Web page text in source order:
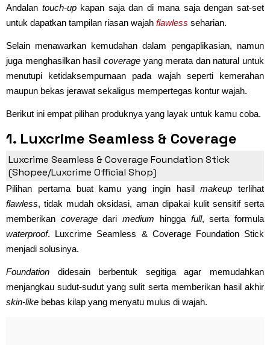
Andalan touch-upkapan saja dan di mana saja dengan sat-set
untuk dapatkan tampilan riasan wajah flawless seharian.
Selain menawarkan kemudahan dalam pengaplikasian, namun
juga menghasilkan hasil coverageyang merata dan natural untuk
menutupi ketidaksempurnaan pada wajah seperti kemerahan
maupun bekas jerawat sekaligus mempertegas kontur wajah.
Berikut ini empat pilihan produknya yang layak untuk kamu coba.
1. Luxcrime Seamless & Coverage
Foundation Stick
Luxcrime Seamless & Coverage Foundation Stick
(Shopee/Luxcrime Official Shop)
Pilihan pertama buat kamu yang ingin hasilmakeup terlihat
flawless, tidak mudah oksidasi, aman dipakai kulit sensitif serta
memberikan coveragedarimedium hingga full, serta formula
waterproof. Luxcrime Seamless & Coverage Foundation Stick
menjadi solusinya.
Foundation didesain berbentuk segitiga agar memudahkan
menjangkau sudut-sudut yang sulit serta memberikan hasil akhir
skin-like bebas kilap yang menyatu mulus di wajah.